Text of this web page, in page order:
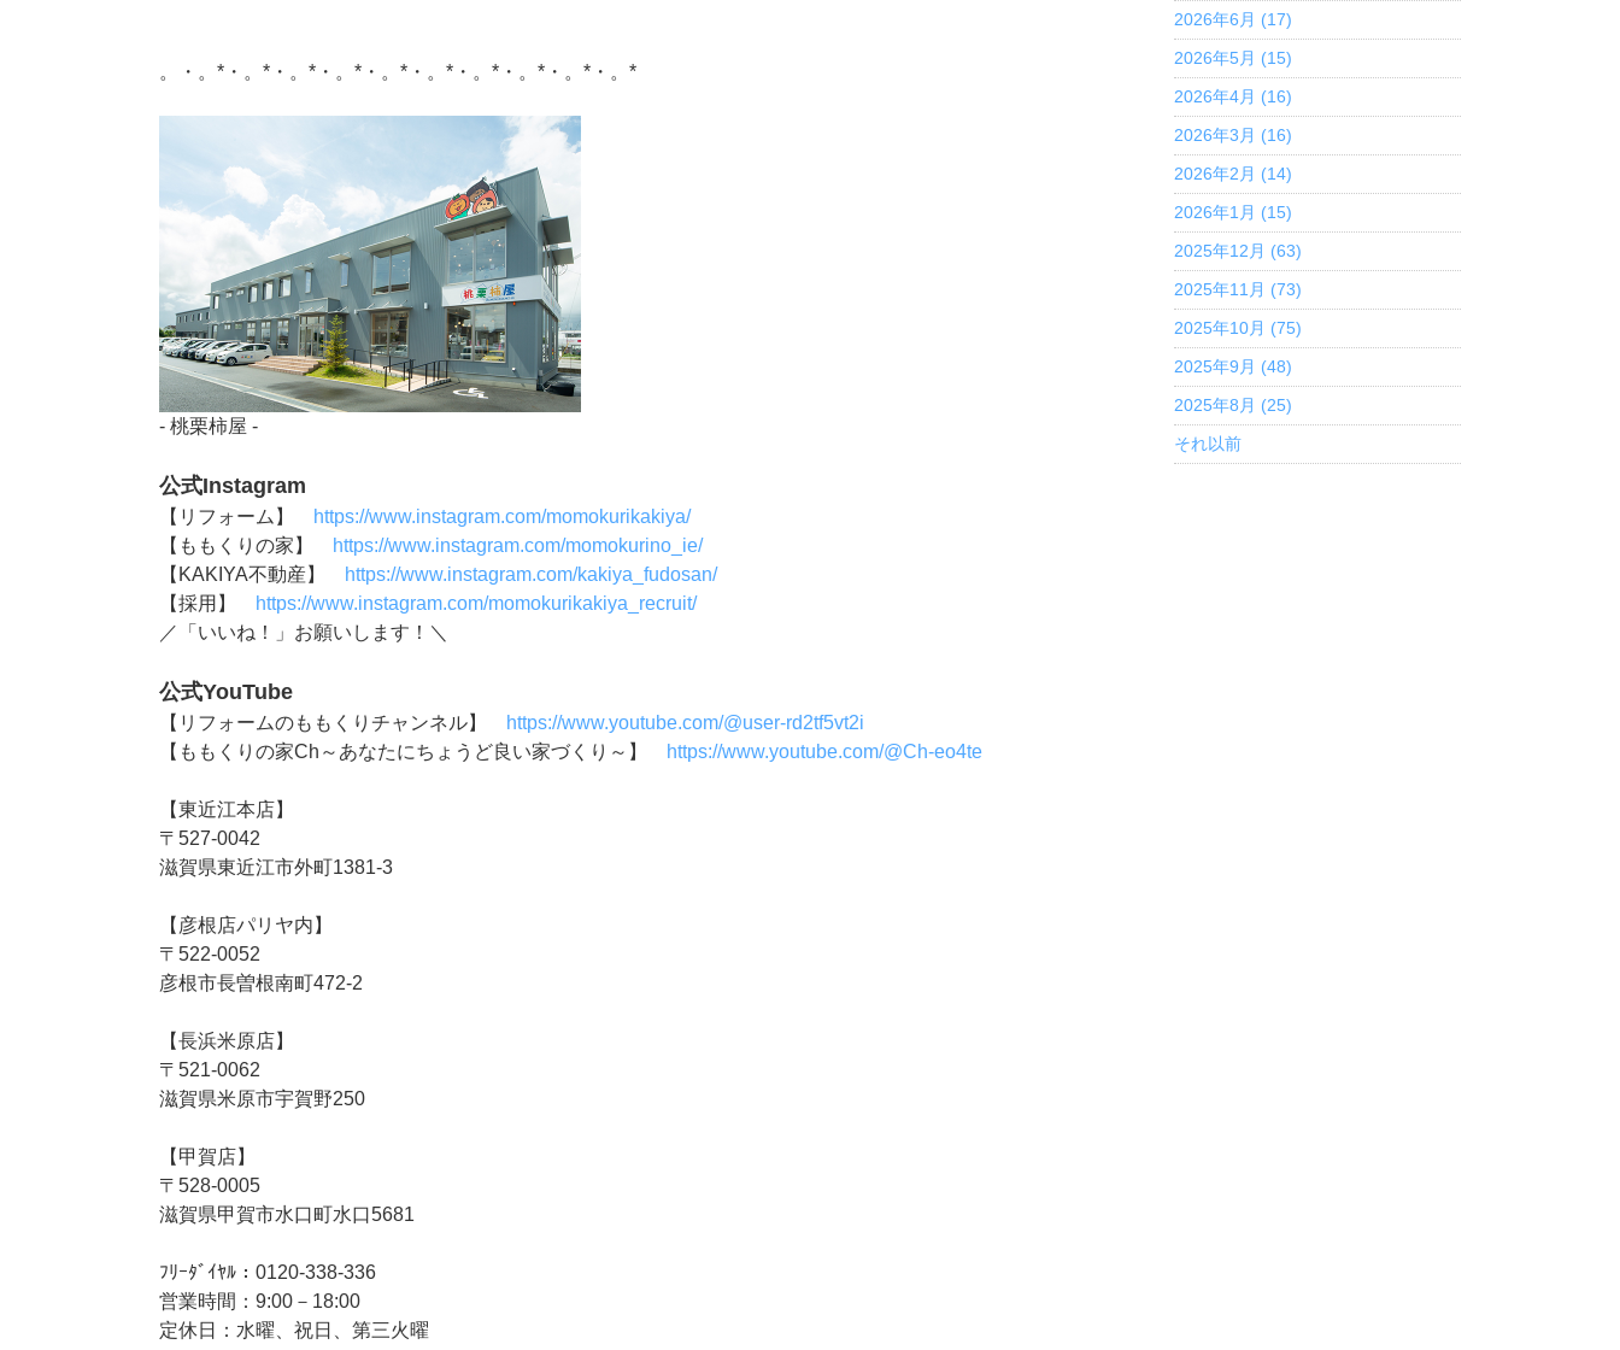
。・。*・。*・。*・。*・。*・。*・。*・。*・。*・。*
- 桃栗柿屋 -
公式Instagram
【リフォーム】
https://www.instagram.com/momokurikakiya/
【ももくりの家】
https://www.instagram.com/momokurino_ie/
【KAKIYA不動産】
https://www.instagram.com/kakiya_fudosan/
【採用】
https://www.instagram.com/momokurikakiya_recruit/
／「いいね！」お願いします！＼
公式YouTube
【リフォームのももくりチャンネル】
https://www.youtube.com/@user-rd2tf5vt2i
【ももくりの家Ch～あなたにちょうど良い家づくり～】
https://www.youtube.com/@Ch-eo4te
【東近江本店】
〒527-0042
滋賀県東近江市外町1381-3
【彦根店パリヤ内】
〒522-0052
彦根市長曽根南町472-2
【長浜米原店】
〒521-0062
滋賀県米原市宇賀野250
【甲賀店】
〒528-0005
滋賀県甲賀市水口町水口5681
ﾌﾘｰﾀﾞｲﾔﾙ：0120-338-336
営業時間：9:00－18:00
定休日：水曜、祝日、第三火曜
2026年6月 (17)
2026年5月 (15)
2026年4月 (16)
2026年3月 (16)
2026年2月 (14)
2026年1月 (15)
2025年12月 (63)
2025年11月 (73)
2025年10月 (75)
2025年9月 (48)
2025年8月 (25)
それ以前